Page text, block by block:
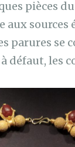
pièces
aux sources
parures se
défaut, les